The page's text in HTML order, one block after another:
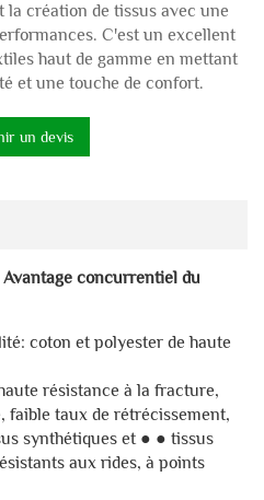
création de tissus avec une
C'est un excellent
haut de gamme en mettant
et une touche de confort.
un devis
concurrentiel du
coton et polyester de haute
résistance à la fracture,
faible taux de rétrécissement,
synthétiques et ● ● tissus
aux rides, à points